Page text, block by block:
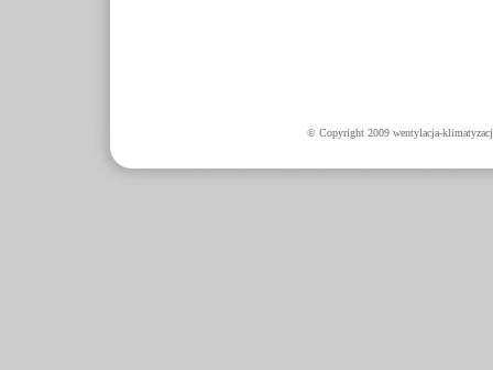
© Copyright 2009 wentylacja-